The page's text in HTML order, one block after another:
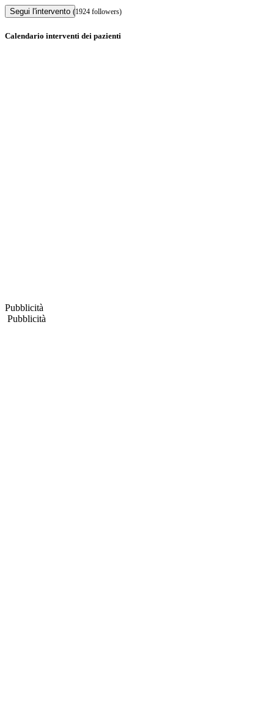
Segui l'intervento (1924 followers)
Calendario interventi dei pazienti
Pubblicità
Pubblicità